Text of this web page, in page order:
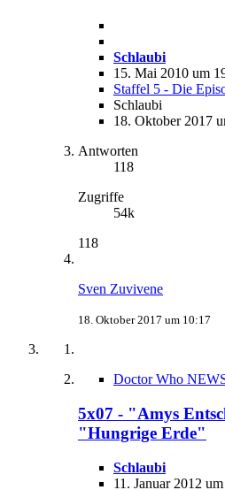
Schlaubi
15. Mai 2010 um
Staffel 5 - Die
Schlaubi
18. Oktober 2017
Antworten
118
Zugriffe
54k
118
Sven Zuvivene
18. Oktober 2017 um 10:17
Doctor Who
5x07 - "Amys
"Hungrige Erde"
Schlaubi
11. Januar 2012